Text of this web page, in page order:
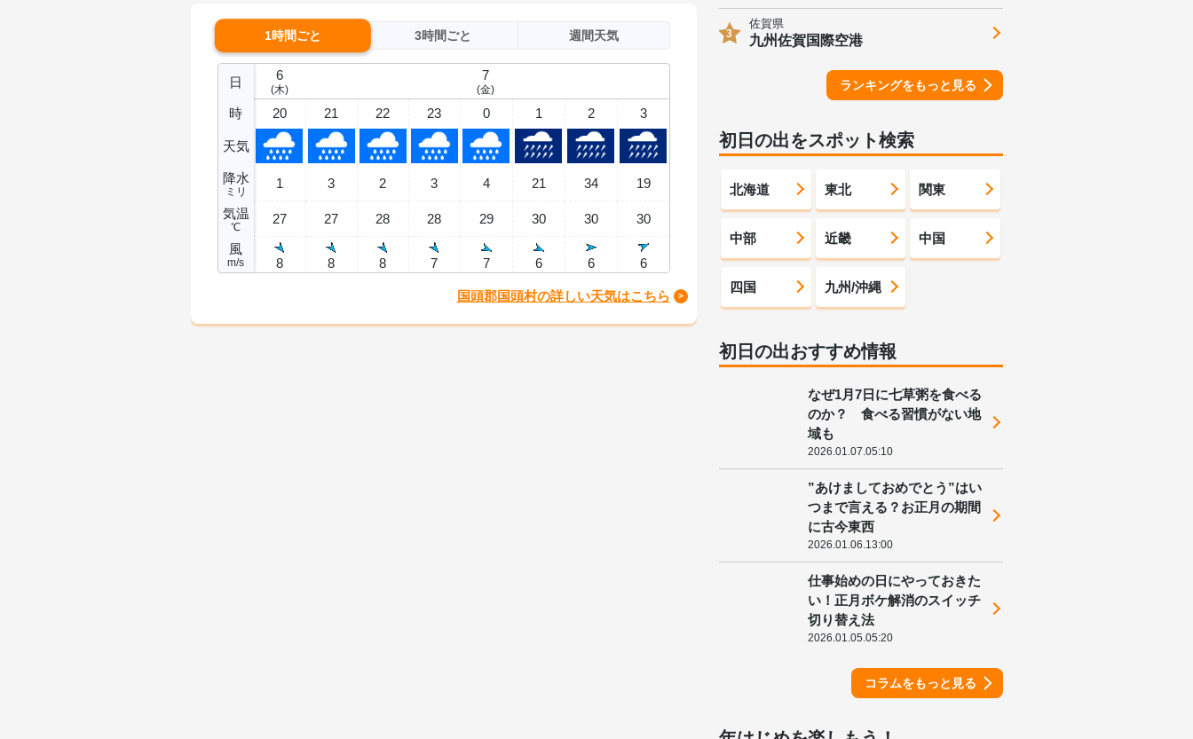
1時間ごと 3時間ごと 週間天気
日
時
天気
降水
ミリ
気温
℃
風
m/s
6
(木)
20
1
27
8
21
3
27
8
22
2
28
8
23
3
28
7
7
(金)
0
4
29
7
1
21
30
6
2
34
30
6
3
19
30
6
国頭郡国頭村の詳しい天気はこちら
3
佐賀県
九州佐賀国際空港
ランキングをもっと見る
初日の出をスポット検索
北海道 東北 関東
中部 近畿 中国
四国 九州/沖縄
初日の出おすすめ情報
なぜ1月7日に七草粥を食べる
のか？ 食べる習慣がない地
域も
2026.01.07.05:10
”あけましておめでとう”はい
つまで言える？お正月の期間
に古今東西
2026.01.06.13:00
仕事始めの日にやっておきた
い！正月ボケ解消のスイッチ
切り替え法
2026.01.05.05:20
コラムをもっと見る